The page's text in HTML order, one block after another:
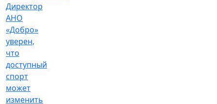
Директор
АНО
«Добро»
уверен,
что
доступный
спорт
может
изменить